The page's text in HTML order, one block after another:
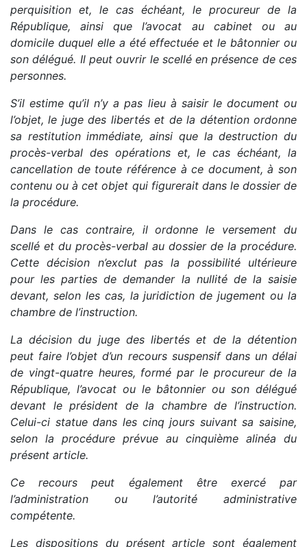
perquisition et, le cas échéant, le procureur de la
République, ainsi que l’avocat au cabinet ou au
domicile duquel elle a été effectuée et le bâtonnier ou
son délégué. Il peut ouvrir le scellé en présence de ces
personnes.
S’il estime qu’il n’y a pas lieu à saisir le document ou
l’objet, le juge des libertés et de la détention ordonne
sa restitution immédiate, ainsi que la destruction du
procès-verbal des opérations et, le cas échéant, la
cancellation de toute référence à ce document, à son
contenu ou à cet objet qui figurerait dans le dossier de
la procédure.
Dans le cas contraire, il ordonne le versement du
scellé et du procès-verbal au dossier de la procédure.
Cette décision n’exclut pas la possibilité ultérieure
pour les parties de demander la nullité de la saisie
devant, selon les cas, la juridiction de jugement ou la
chambre de l’instruction.
La décision du juge des libertés et de la détention
peut faire l’objet d’un recours suspensif dans un délai
de vingt-quatre heures, formé par le procureur de la
République, l’avocat ou le bâtonnier ou son délégué
devant le président de la chambre de l’instruction.
Celui-ci statue dans les cinq jours suivant sa saisine,
selon la procédure prévue au cinquième alinéa du
présent article.
Ce recours peut également être exercé par
l’administration ou l’autorité administrative
compétente.
Les dispositions du présent article sont également